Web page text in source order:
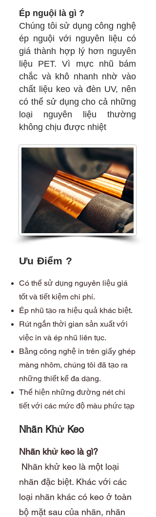
Ép nguội là gì ?
Chúng tôi sử dụng công nghệ
ép nguội với nguyên liệu có
giá thành hợp lý hơn nguyên
liệu PET. Vì mực nhũ bám
chắc và khô nhanh nhờ vào
chất liệu keo và đèn UV, nên
có thể sử dụng cho cả những
loại nguyên liệu thường
không chịu được nhiệt
Ưu Điểm ?
Có thể sử dụng nguyên liệu giá
tốt và tiết kiệm chi phí.
Ép nhũ tạo ra hiệu quả khác biệt.
Rút ngắn thời gian sản xuất với
việc in và ép nhũ liên tục.
Bằng công nghệ in trên giấy ghép
màng nhôm, chúng tôi đã tạo ra
những thiết kế đa dạng.
Thể hiện những đường nét chi
tiết với các mức độ màu phức tạp
Nhãn Khử Keo
Nhãn khử keo là gì?
Nhãn khử keo là một loại
nhãn đặc biệt. Khác với các
loại nhãn khác có keo ở toàn
bộ mặt sau của nhãn, nhãn